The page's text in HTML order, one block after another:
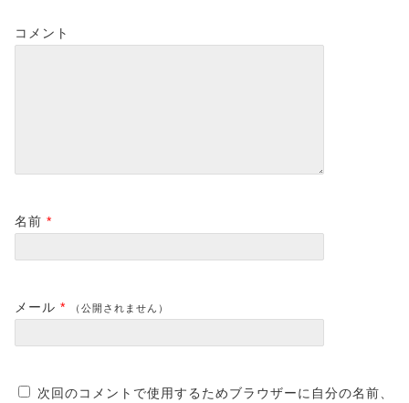
コメント
名前 *
メール * （公開されません）
次回のコメントで使用するためブラウザーに自分の名前、